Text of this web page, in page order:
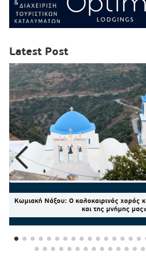
Latest Post
Κωμιακή Νάξου: Ο καλοκαιρινός χορός
και της μνήμης